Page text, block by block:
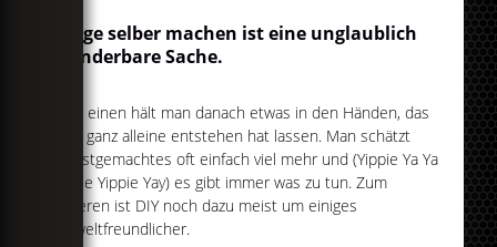
Dinge selber machen ist eine unglaublich
wunderbare Sache.
Zum einen hält man danach etwas in den Händen, das
man ganz alleine entstehen hat lassen. Man schätzt
Selbstgemachtes oft einfach viel mehr und (Yippie Ya Ya
Yippie Yippie Yay) es gibt immer was zu tun. Zum
anderen ist DIY noch dazu meist um einiges
umweltfreundlicher.